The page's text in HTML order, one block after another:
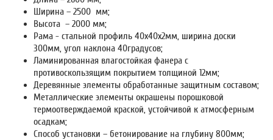
Ширина – 2500 мм;
Высота – 2000 мм;
Рама - стальной профиль 40х40х2мм, ширина доски
300мм, угол наклона 40градусов;
Ламинированная влагостойкая фанера с
противоскользящим покрытием толщиной 12мм;
Деревянные элементы обработанные защитным составом;
Металлические элементы окрашены порошковой
термоотверждаемой краской, устойчивой к атмосферным
осадкам;
Способ установки – бетонирование на глубину 800мм;